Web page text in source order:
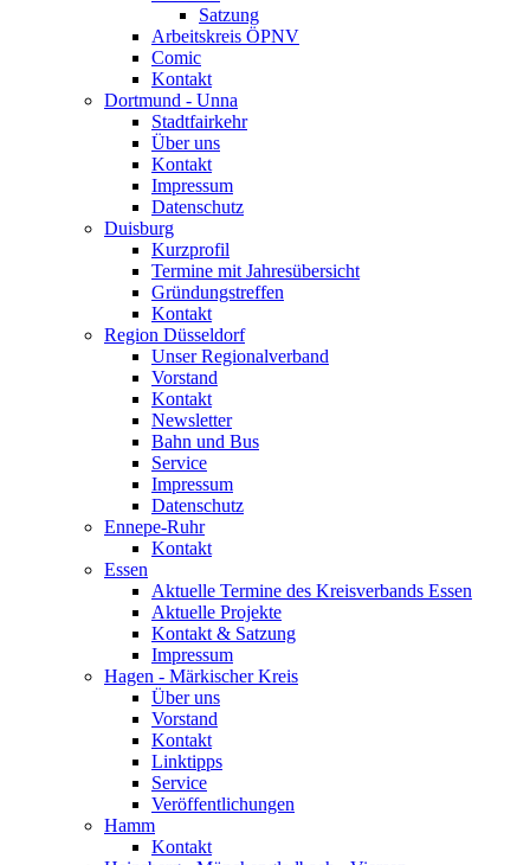
Satzung
Arbeitskreis ÖPNV
Comic
Kontakt
Dortmund - Unna
Stadtfairkehr
Über uns
Kontakt
Impressum
Datenschutz
Duisburg
Kurzprofil
Termine mit Jahresübersicht
Gründungstreffen
Kontakt
Region Düsseldorf
Unser Regionalverband
Vorstand
Kontakt
Newsletter
Bahn und Bus
Service
Impressum
Datenschutz
Ennepe-Ruhr
Kontakt
Essen
Aktuelle Termine des Kreisverbands Essen
Aktuelle Projekte
Kontakt & Satzung
Impressum
Hagen - Märkischer Kreis
Über uns
Vorstand
Kontakt
Linktipps
Service
Veröffentlichungen
Hamm
Kontakt